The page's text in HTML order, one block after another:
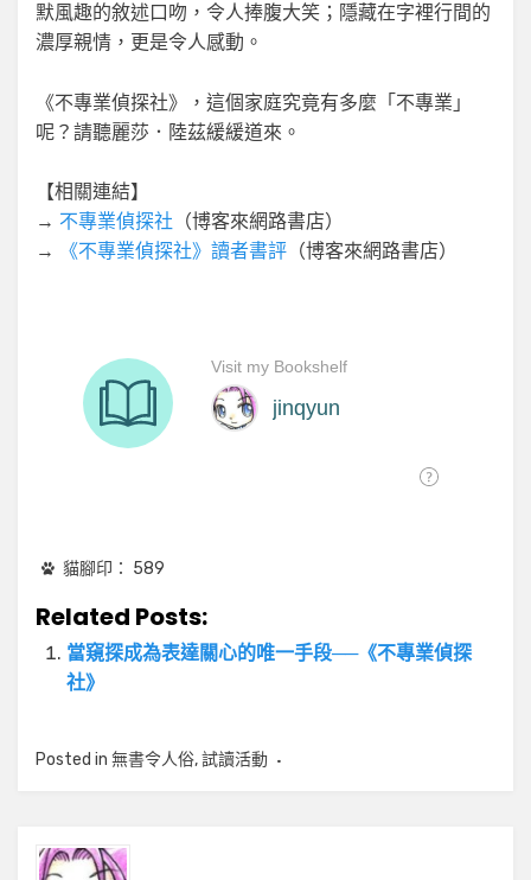
默風趣的敘述口吻，令人捧腹大笑；隱藏在字裡行間的
濃厚親情，更是令人感動。
《不專業偵探社》，這個家庭究竟有多麼「不專業」
呢？請聽麗莎．陸茲緩緩道來。
【相關連結】
→ 不專業偵探社 （博客來網路書店）
→
《不專業偵探社》讀者書評 （博客來網路書店）
貓腳印： 589
Related Posts:
當窺探成為表達關心的唯一手段──《不專業偵探
社》
Posted in 無書令人俗,試讀活動